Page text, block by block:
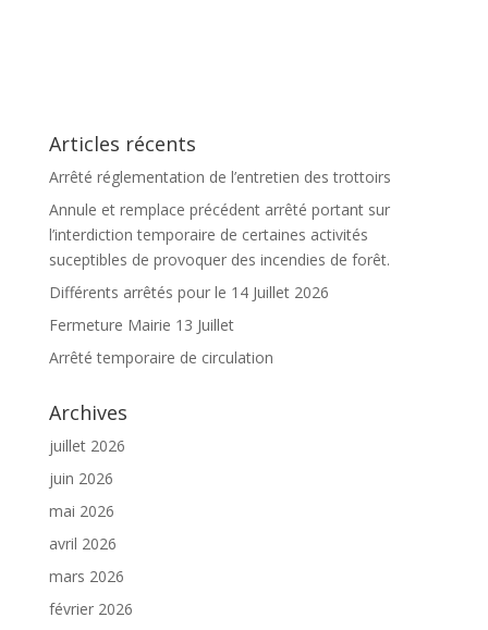
Articles récents
Arrêté réglementation de l’entretien des trottoirs
Annule et remplace précédent arrêté portant sur
l’interdiction temporaire de certaines activités
suceptibles de provoquer des incendies de forêt.
Différents arrêtés pour le 14 Juillet 2026
Fermeture Mairie 13 Juillet
Arrêté temporaire de circulation
Archives
juillet 2026
juin 2026
mai 2026
avril 2026
mars 2026
février 2026